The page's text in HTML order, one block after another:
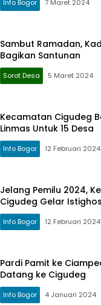
Info Bogor 7 Maret 2024
Sambut Ramadan,
Bagikan Santunan
Sorot Desa 5 Maret 2024
Kecamatan Cigudeg
Linmas Untuk 15 Desa
Info Bogor 12 Februari 2024
Jelang Pemilu 2024,
Cigudeg Gelar
Info Bogor 12 Februari 2024
Pardi Pamit ke
Datang ke Cigudeg
Info Bogor 4 Januari 2024